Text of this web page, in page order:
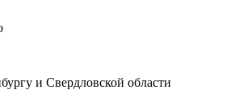
и Свердловской области